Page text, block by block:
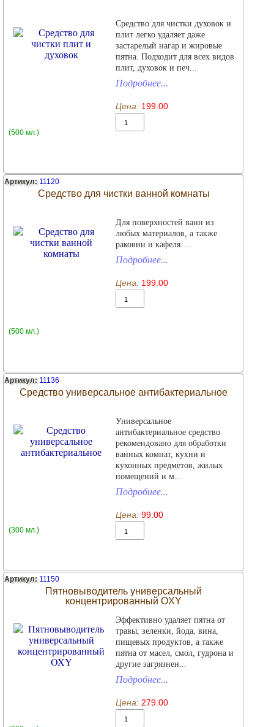
(500 мл.)
Средство для чистки духовок и
плит легко удаляет даже
застарелый нагар и жировые
пятна. Подходит для всех видов
плит, духовок и печ...
Подробнее...
Цена: 199.00
Артикул: 11120
Средство для чистки ванной комнаты
(500 мл.)
Для поверхностей ванн из
любых материалов, а также
раковин и кафеля. ...
Подробнее...
Цена: 199.00
Артикул: 11136
Средство универсальное антибактериальное
(300 мл.)
Универсальное
антибактериальное средство
рекомендовано для обработки
ванных комнат, кухни и
кухонных предметов, жилых
помещений и м...
Подробнее...
Цена: 99.00
Артикул: 11150
Пятновыводитель универсальный
концентрированный OXY
Эффективно удаляет пятна от
травы, зеленки, йода, вина,
пищевых продуктов, а также
пятна от масел, смол, гудрона и
другие загрязнен...
Подробнее...
Цена: 279.00